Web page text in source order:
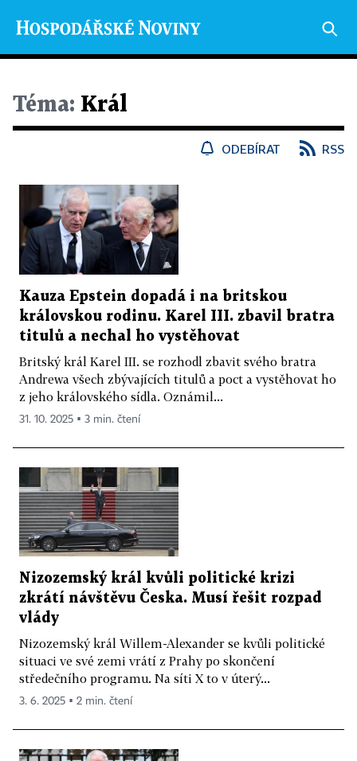
Téma: Král
ODEBÍRAT RSS
Kauza Epstein dopadá i na britskou
královskou rodinu. Karel III. zbavil bratra
titulů a nechal ho vystěhovat
Britský král Karel III. se rozhodl zbavit svého bratra
Andrewa všech zbývajících titulů a poct a vystěhovat ho
z jeho královského sídla. Oznámil...
31. 10. 2025 ▪ 3 min. čtení
Nizozemský král kvůli politické krizi
zkrátí návštěvu Česka. Musí řešit rozpad
vlády
Nizozemský král Willem-Alexander se kvůli politické
situaci ve své zemi vrátí z Prahy po skončení
středečního programu. Na síti X to v úterý...
3. 6. 2025 ▪ 2 min. čtení